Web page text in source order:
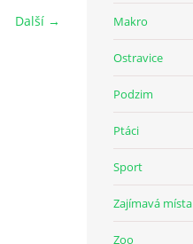
Další → Makro
Ostravice
Podzim
Ptáci
Sport
Zajímavá místa
Zoo